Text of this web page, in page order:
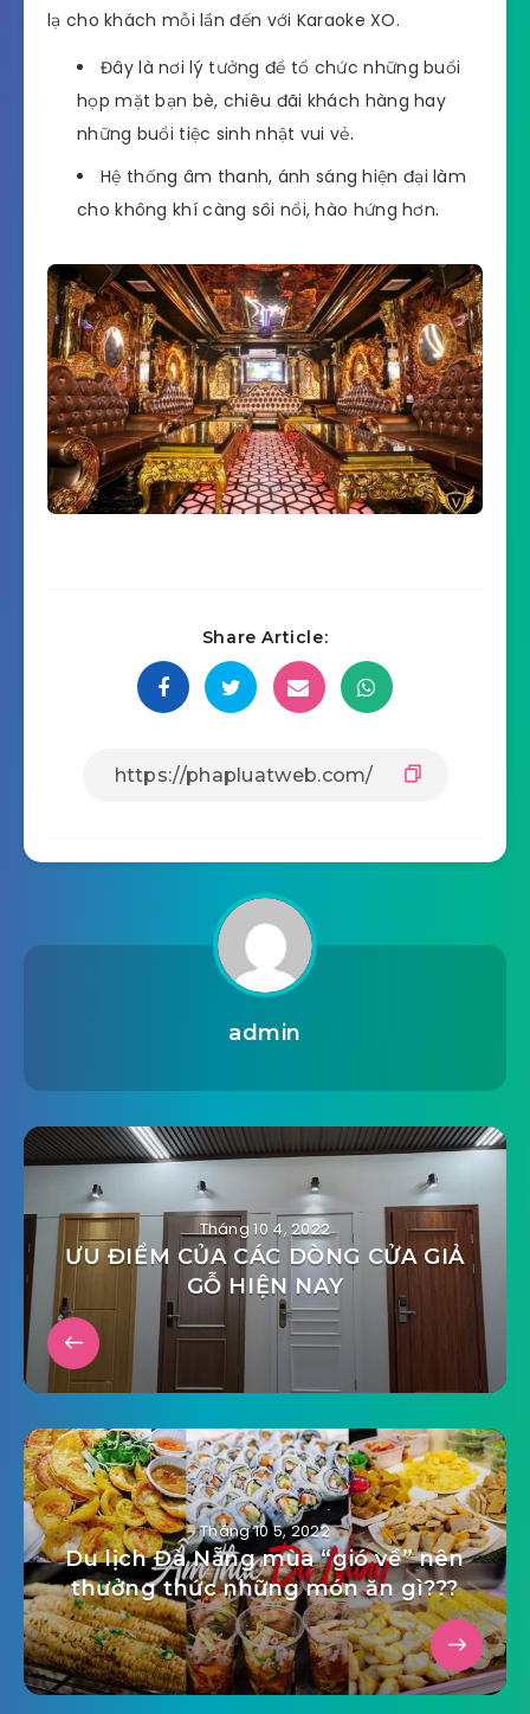
lạ cho khách mỗi lần đến với Karaoke XO.
Đây là nơi lý tưởng để tổ chức những buổi
họp mặt bạn bè, chiêu đãi khách hàng hay
những buổi tiệc sinh nhật vui vẻ.
Hệ thống âm thanh, ánh sáng hiện đại làm
cho không khí càng sôi nổi, hào hứng hơn.
Share Article:
admin
Tháng 10 4, 2022
ƯU ĐIỂM CỦA CÁC DÒNG CỬA GIẢ
GỖ HIỆN NAY
Tháng 10 5, 2022
Du lịch Đà Nẵng mùa “gió về” nên
thưởng thức những món ăn gì???